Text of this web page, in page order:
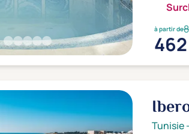
à partir de
Tunisie-